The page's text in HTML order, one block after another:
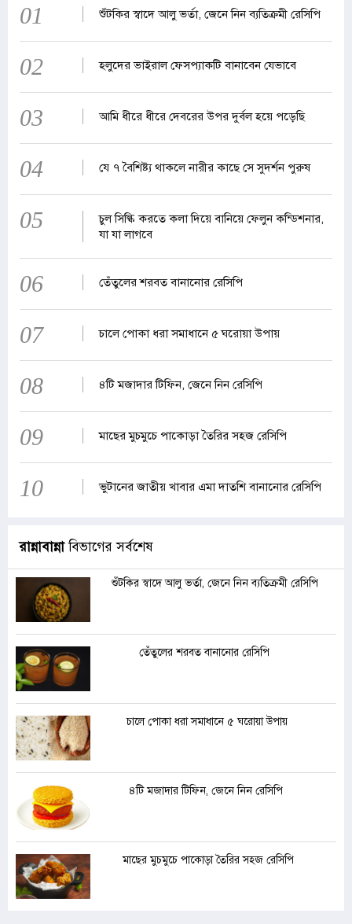
01 শুঁটকির স্বাদে আলু ভর্তা, জেনে নিন ব্যতিক্রমী রেসিপি
02 হলুদের ভাইরাল ফেসপ্যাকটি বানাবেন যেভাবে
03 আমি ধীরে ধীরে দেবরের উপর দুর্বল হয়ে পড়েছি
04 যে ৭ বৈশিষ্ট্য থাকলে নারীর কাছে সে সুদর্শন পুরুষ
05
চুল সিল্কি করতে কলা দিয়ে বানিয়ে ফেলুন কন্ডিশনার,
যা যা লাগবে
06 তেঁতুলের শরবত বানানোর রেসিপি
07 চালে পোকা ধরা সমাধানে ৫ ঘরোয়া উপায়
08 ৪টি মজাদার টিফিন, জেনে নিন রেসিপি
09 মাছের মুচমুচে পাকোড়া তৈরির সহজ রেসিপি
10 ভুটানের জাতীয় খাবার এমা দাতশি বানানোর রেসিপি
রান্নাবান্নাবিভাগের সর্বশেষ
শুঁটকির স্বাদে আলু ভর্তা, জেনে নিন ব্যতিক্রমী রেসিপি
তেঁতুলের শরবত বানানোর রেসিপি
চালে পোকা ধরা সমাধানে ৫ ঘরোয়া উপায়
৪টি মজাদার টিফিন, জেনে নিন রেসিপি
মাছের মুচমুচে পাকোড়া তৈরির সহজ রেসিপি